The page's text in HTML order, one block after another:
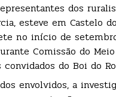
dos
esteve em Castelo
no início de
Comissão do
do Boi do
envolvidos, a